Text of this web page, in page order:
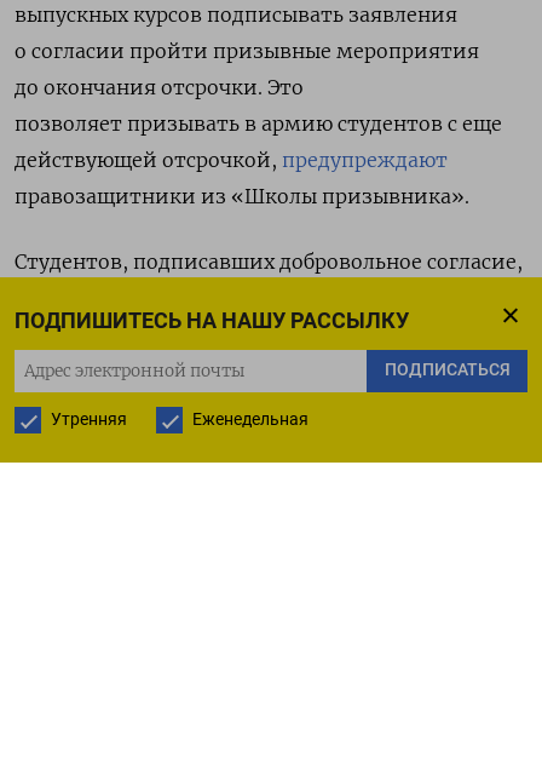
ПОДПИШИТЕСЬ НА НАШУ РАССЫЛКУ
ПОДПИСАТЬСЯ
Утренняя Еженедельная
выпускных курсов подписывать заявления
о согласии пройти призывные мероприятия
до окончания отсрочки. Это
позволяет призывать в армию студентов с еще
действующей отсрочкой, предупреждают
правозащитники из «Школы призывника».
Студентов, подписавших добровольное согласие,
освидетельствование и заседание призывной
комиссии. Там их признают их годными
к военной службе и выдают повестку